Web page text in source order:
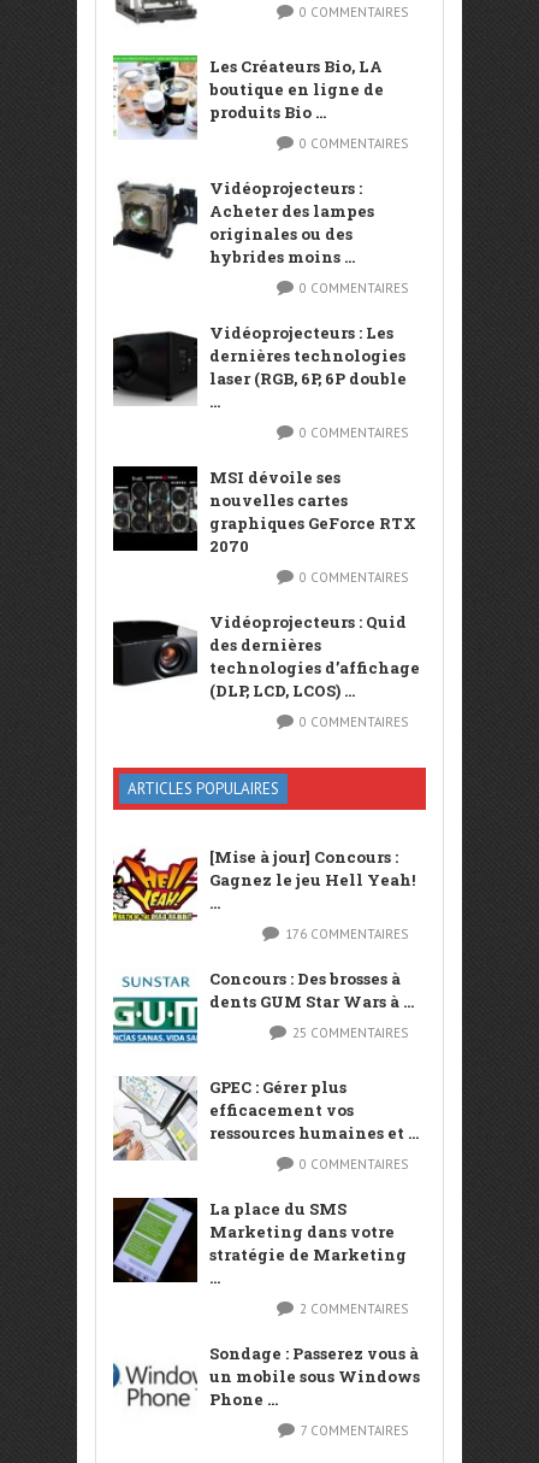
0 COMMENTAIRES
Les Créateurs Bio, LA
boutique en ligne de
produits Bio ...
0 COMMENTAIRES
Vidéoprojecteurs :
Acheter des lampes
originales ou des
hybrides moins ...
0 COMMENTAIRES
Vidéoprojecteurs : Les
dernières technologies
laser (RGB, 6P, 6P double
...
0 COMMENTAIRES
MSI dévoile ses
nouvelles cartes
graphiques GeForce RTX
2070
0 COMMENTAIRES
Vidéoprojecteurs : Quid
des dernières
technologies d’affichage
(DLP, LCD, LCOS) ...
0 COMMENTAIRES
ARTICLES POPULAIRES
[Mise à jour] Concours :
Gagnez le jeu Hell Yeah!
...
176 COMMENTAIRES
Concours : Des brosses à
dents GUM Star Wars à ...
25 COMMENTAIRES
GPEC : Gérer plus
efficacement vos
ressources humaines et ...
0 COMMENTAIRES
La place du SMS
Marketing dans votre
stratégie de Marketing
...
2 COMMENTAIRES
Sondage : Passerez vous à
un mobile sous Windows
Phone ...
7 COMMENTAIRES